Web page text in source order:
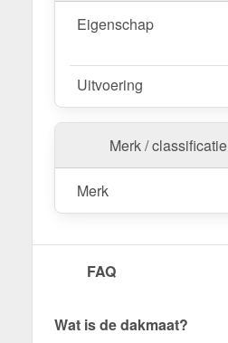
Eigenschap
Uitvoering
Merk / classificatie
Merk
FAQ
Wat is de dakmaat?